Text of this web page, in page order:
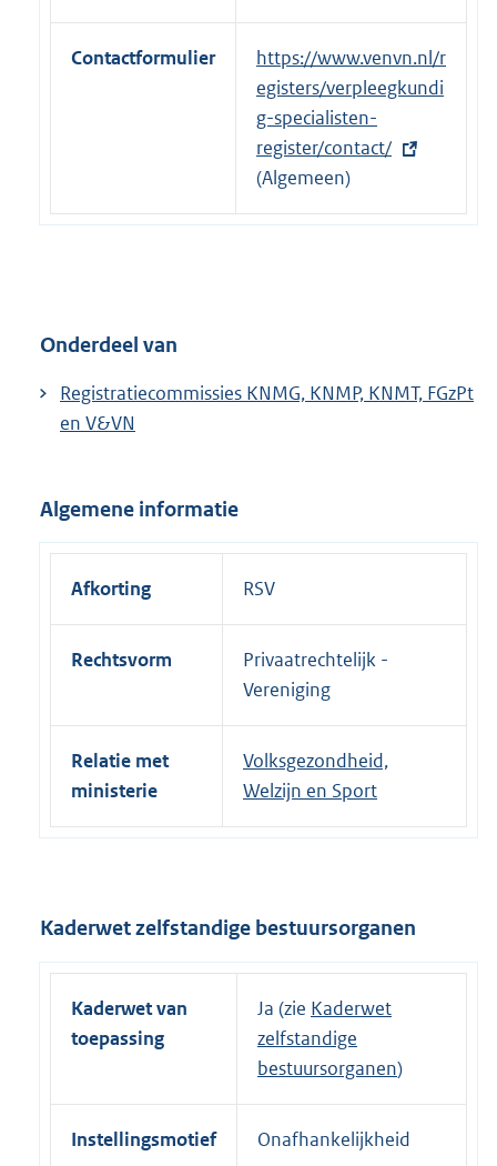
n
k
:
Contactformulier
E
x
t
e
r
n
:
https://www.venvn.nl/r
egisters/verpleegkundi
g-specialisten-
register/contact/
(Algemeen)
Onderdeel van
Registratiecommissies KNMG, KNMP, KNMT, FGzPt
en V&VN
Algemene informatie
Afkorting RSV
Rechtsvorm
Privaatrechtelijk -
Vereniging
Relatie met
ministerie
Volksgezondheid,
Welzijn en Sport
Kaderwet zelfstandige bestuursorganen
Kaderwet van
toepassing
Ja (zie Kaderwet
zelfstandige
bestuursorganen)
Instellingsmotief Onafhankelijkheid